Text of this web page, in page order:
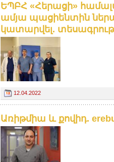
ԵՊԲՀ «Հերացի»
ամյա պացիենտին
կատարվել.
12.04.2022
Առիթմիա և քովիդ.